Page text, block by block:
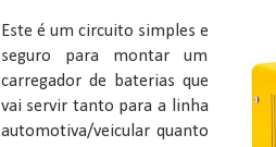
Este é um circuito simples e
seguro para montar um
carregador de baterias que
vai servir tanto para a linha
automotiva/veicular quanto